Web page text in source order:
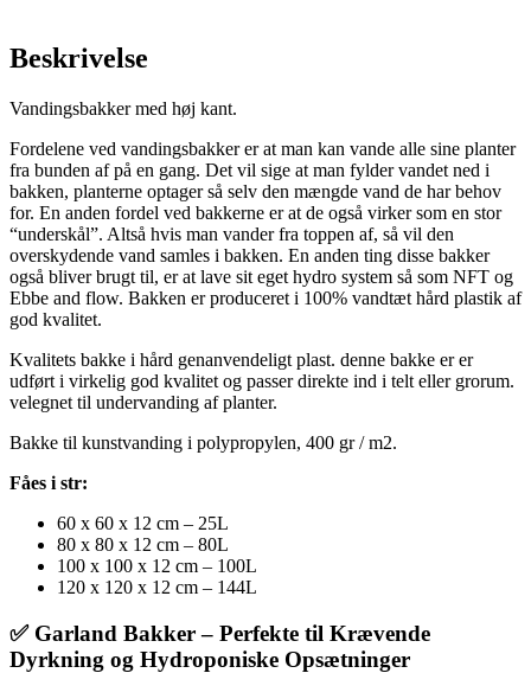
Beskrivelse
Vandingsbakker med høj kant.
Fordelene ved vandingsbakker er at man kan vande alle sine planter
fra bunden af på en gang. Det vil sige at man fylder vandet ned i
bakken, planterne optager så selv den mængde vand de har behov
for. En anden fordel ved bakkerne er at de også virker som en stor
“underskål”. Altså hvis man vander fra toppen af, så vil den
overskydende vand samles i bakken. En anden ting disse bakker
også bliver brugt til, er at lave sit eget hydro system så som NFT og
Ebbe and flow. Bakken er produceret i 100% vandtæt hård plastik af
god kvalitet.
Kvalitets bakke i hård genanvendeligt plast. denne bakke er er
udført i virkelig god kvalitet og passer direkte ind i telt eller grorum.
velegnet til undervanding af planter.
Bakke til kunstvanding i polypropylen, 400 gr / m2.
Fåes i str:
60 x 60 x 12 cm – 25L
80 x 80 x 12 cm – 80L
100 x 100 x 12 cm – 100L
120 x 120 x 12 cm – 144L
✅ Garland Bakker – Perfekte til Krævende
Dyrkning og Hydroponiske Opsætninger